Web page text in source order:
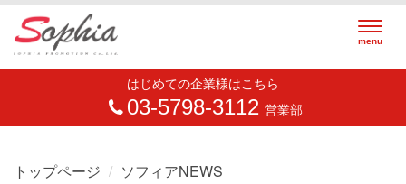
menu
はじめての企業様はこちら
03-5798-3112 営業部
トップページ
ソフィアNEWS